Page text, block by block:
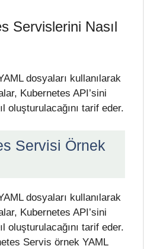
Servislerini Nasıl
dosyaları kullanılarak
Kubernetes API’sini
oluşturulacağını tarif eder.
Servisi Örnek
dosyaları kullanılarak
Kubernetes API’sini
oluşturulacağını tarif eder.
Servis örnek YAML